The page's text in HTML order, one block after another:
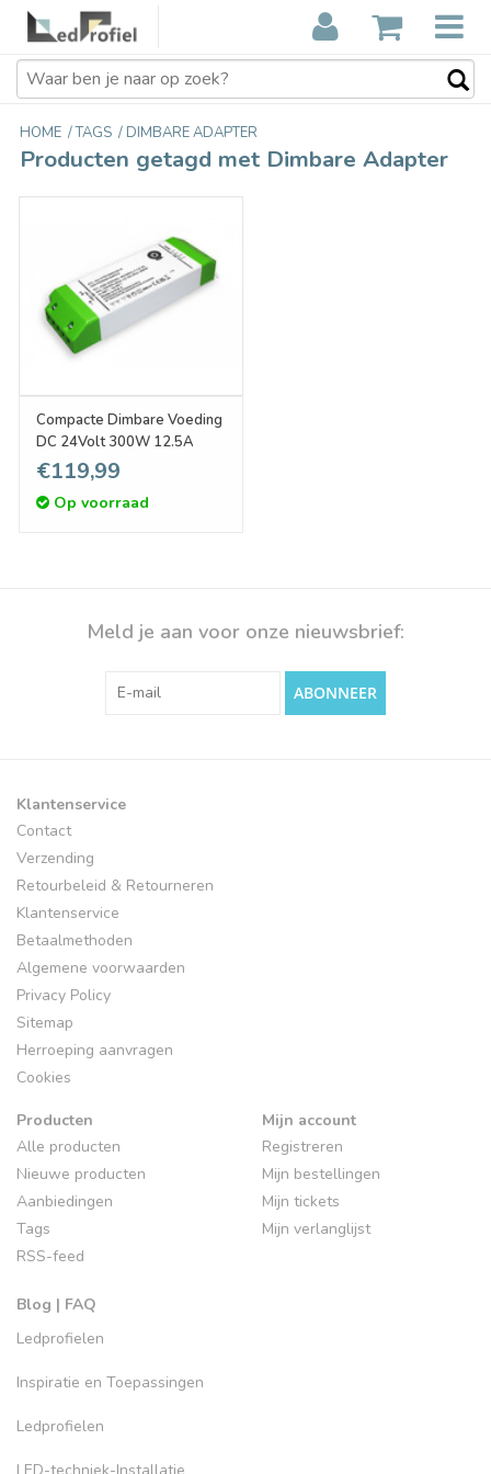
HOME /TAGS / DIMBARE ADAPTER
Producten getagd met Dimbare Adapter
Compacte Dimbare Voeding
DC 24Volt 300W 12.5A
€119,99
Op voorraad
Meld je aan voor onze nieuwsbrief:
ABONNEER
Klantenservice
Contact
Verzending
Retourbeleid & Retourneren
Klantenservice
Betaalmethoden
Algemene voorwaarden
Privacy Policy
Sitemap
Herroeping aanvragen
Cookies
Producten
Alle producten
Nieuwe producten
Aanbiedingen
Tags
RSS-feed
Blog | FAQ
Ledprofielen
Inspiratie en Toepassingen
Ledprofielen
Mijn account
Registreren
Mijn bestellingen
Mijn tickets
Mijn verlanglijst